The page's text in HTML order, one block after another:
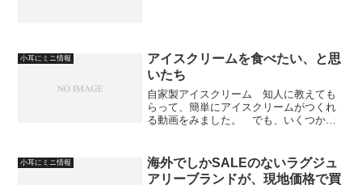
小耳にミニ情報
アイスクリームを食べたい、と思
いたち
自家製アイスクリーム 知人に教えても
らって、簡単にアイスクリームがつくれ
る動画をみました。 でも、いくつかの
た。 本当の分量は、大さじ二杯。 氷
と塩で冷やすところでは、氷...
小耳にミニ情報
海外でしかSALEのないラグジュ
アリーブランドが、現地価格で買